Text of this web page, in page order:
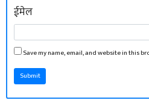
ईमेल
Save my name, email, and website in this
Submit